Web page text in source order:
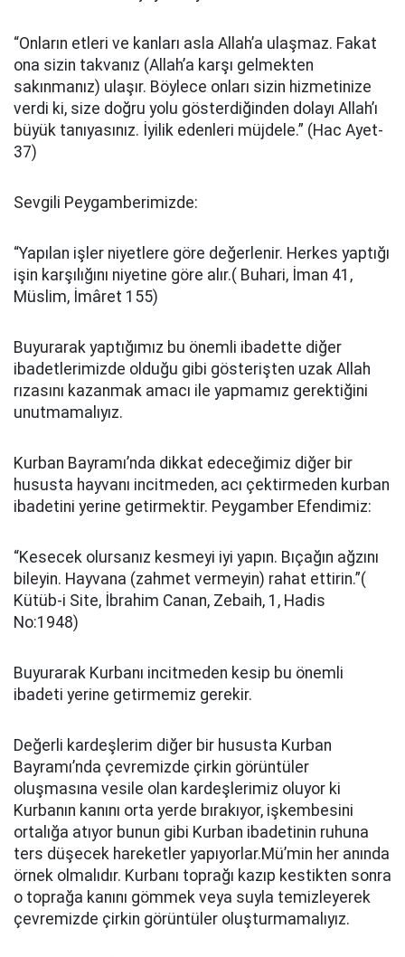
“Onların etleri ve kanları asla Allah’a ulaşmaz. Fakat
ona sizin takvanız (Allah’a karşı gelmekten
sakınmanız) ulaşır. Böylece onları sizin hizmetinize
verdi ki, size doğru yolu gösterdiğinden dolayı Allah’ı
büyük tanıyasınız. İyilik edenleri müjdele.” (Hac Ayet-
37)
Sevgili Peygamberimizde:
“Yapılan işler niyetlere göre değerlenir. Herkes yaptığı
işin karşılığını niyetine göre alır.( Buhari, İman 41,
Müslim, İmâret 155)
Buyurarak yaptığımız bu önemli ibadette diğer
ibadetlerimizde olduğu gibi gösterişten uzak Allah
rızasını kazanmak amacı ile yapmamız gerektiğini
unutmamalıyız.
Kurban Bayramı’nda dikkat edeceğimiz diğer bir
hususta hayvanı incitmeden, acı çektirmeden kurban
ibadetini yerine getirmektir. Peygamber Efendimiz:
“Kesecek olursanız kesmeyi iyi yapın. Bıçağın ağzını
bileyin. Hayvana (zahmet vermeyin) rahat ettirin.”(
Kütüb-i Site, İbrahim Canan, Zebaih, 1, Hadis
No:1948)
Buyurarak Kurbanı incitmeden kesip bu önemli
ibadeti yerine getirmemiz gerekir.
Değerli kardeşlerim diğer bir hususta Kurban
Bayramı’nda çevremizde çirkin görüntüler
oluşmasına vesile olan kardeşlerimiz oluyor ki
Kurbanın kanını orta yerde bırakıyor, işkembesini
ortalığa atıyor bunun gibi Kurban ibadetinin ruhuna
ters düşecek hareketler yapıyorlar.Mü’min her anında
örnek olmalıdır. Kurbanı toprağı kazıp kestikten sonra
o toprağa kanını gömmek veya suyla temizleyerek
çevremizde çirkin görüntüler oluşturmamalıyız.